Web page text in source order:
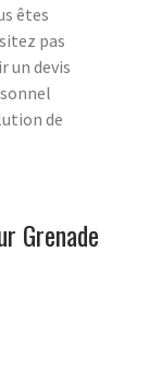
êtes
pas
un devis
de
Grenade